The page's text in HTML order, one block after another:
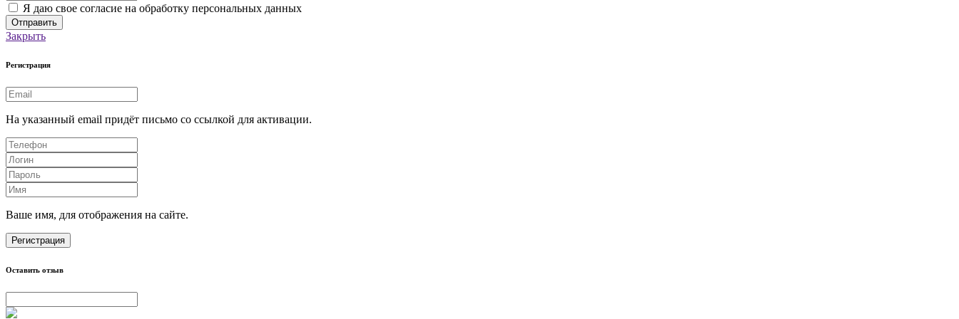
Я даю свое согласие на обработку персональных данных
Закрыть
Регистрация
На указанный email придёт письмо со ссылкой для активации.
Ваше имя, для отображения на сайте.
Регистрация
Оставить отзыв